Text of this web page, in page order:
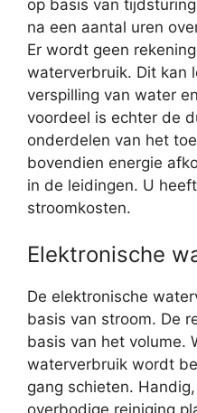
op basis van
na een aantal uren
Er wordt geen
waterverbruik. Dit kan
verspilling van water
voordeel is echter de
onderdelen van het
bovendien energie
in de leidingen. U
stroomkosten.
Elektronische
De elektronische
basis van stroom. De
basis van het volume.
waterverbruik wordt
gang schieten.